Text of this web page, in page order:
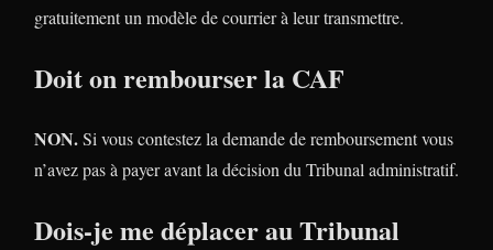
gratuitement un modèle de courrier à leur transmettre.
Doit on rembourser la CAF
NON.Si vous contestez la demande de remboursement vous
n’avez pas à payer avant la décision du Tribunal administratif.
Dois-je me déplacer au Tribunal